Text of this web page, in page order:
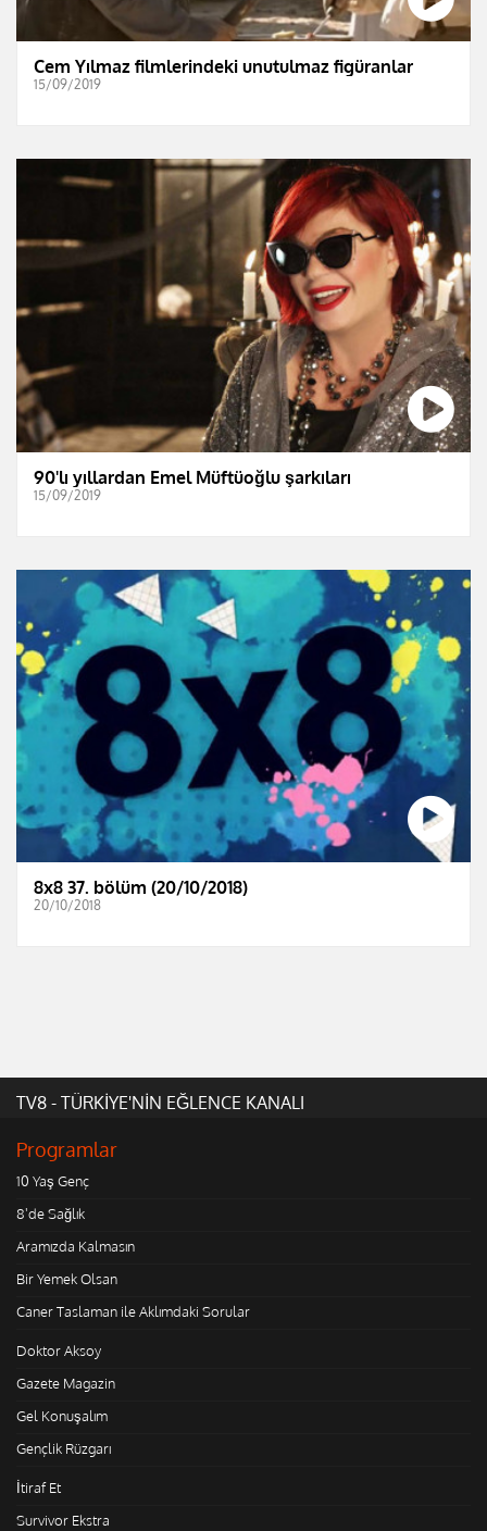
Cem Yılmaz filmlerindeki unutulmaz figüranlar
15/09/2019
90'lı yıllardan Emel Müftüoğlu şarkıları
15/09/2019
8x8 37. bölüm (20/10/2018)
20/10/2018
TV8 - TÜRKİYE'NİN EĞLENCE KANALI
Programlar
10 Yaş Genç
8'de Sağlık
Aramızda Kalmasın
Bir Yemek Olsan
Caner Taslaman ile Aklımdaki Sorular
Doktor Aksoy
Gazete Magazin
Gel Konuşalım
Gençlik Rüzgarı
İtiraf Et
Survivor Ekstra